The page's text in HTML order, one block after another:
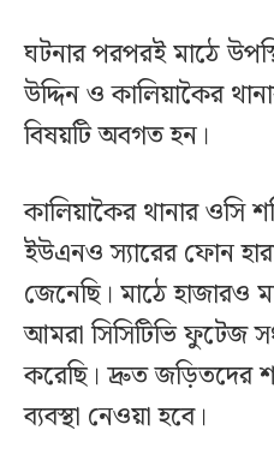
ঘটনার পরপরই মাঠে
উদ্দিন ও কালিয়াকৈর
বিষয়টি অবগত হন।
কালিয়াকৈর থানার ওসি
ইউএনও স্যারের ফোন
জেনেছি। মাঠে হাজারও
আমরা সিসিটিভি ফুটেজ
করেছি। দ্রুত জড়িতদের
ব্যবস্থা নেওয়া হবে।